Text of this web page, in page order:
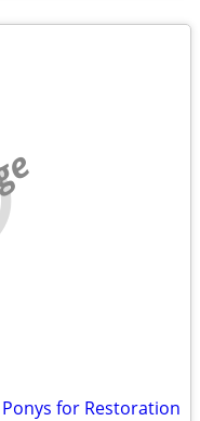
for Restoration